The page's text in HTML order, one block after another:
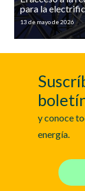
para la
13 de mayo de 2026
y conoce
energía.